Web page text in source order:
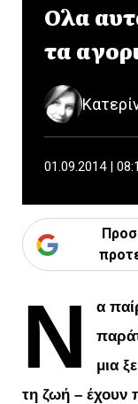
Ολα
τα
01.09.2014 |
Ν
α
μια
τη ζωή – έχουν